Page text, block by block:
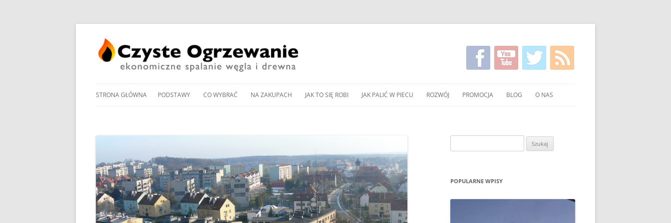
do
STRONA GŁÓWNA PODSTAWY
DOMOWYCH KOTŁÓW
NA DREWNO / WĘGIEL / PELLET
RODZAJE KOTŁÓW WĘGLOWYCH
MANDAT ZA PALENIE W PIECU –
CO WYBRAĆ
KOTŁY PODAJNIKOWE NA WĘGIEL
KOTŁY AUTOMATYCZNE
NA PELLET
PROMIENNIKI PODCZERWIENI
W OGRZEWANIU MIESZKAŃ
POMPA CIEPŁA POWIETRZNA
NA ZAKUPACH
WĘGIEL W 2024 ROKU
PRZEGLĄD NOWOCZESNYCH
KOTŁÓW ZASYPOWYCH
NA WĘGIEL I DREWNO
JAK TO SIĘ ROBI
DO OGRZEWANIA
BUFOR CIEPŁA – CENTRALA
ENERGETYCZNA DOMU
CZYSZCZENIE KOMINA
JAK PALIĆ W PIECU
PODAJNIKOWY NA WĘGIEL
EKOGROSZEK
JAK PALIĆ W PIECU KAFLOWYM
JAK PALIĆ W KOMINKU
ROZWÓJ
SPALANIE WĘGLA I DREWNA
PROMOCJA
POKAZY EKONOMICZNEGO
ULOTKI I PLAKATY
O PALENIU BEZ DYMU W MEDIACH
BLOG O NAS
POPULARNE WPISY